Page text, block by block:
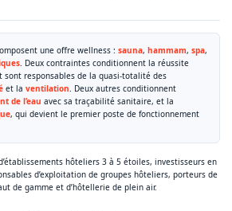
une offre wellness : sauna, hammam, spa,
. Deux contraintes conditionnent la réussite
sont responsables de la quasi-totalité des
et la ventilation . Deux autres conditionnent
de l’eau avec sa traçabilité sanitaire, et la
, qui devient le premier poste de fonctionnement
hôteliers 3 à 5 étoiles, investisseurs en
d’exploitation de groupes hôteliers, porteurs de
de gamme et d’hôtellerie de plein air.